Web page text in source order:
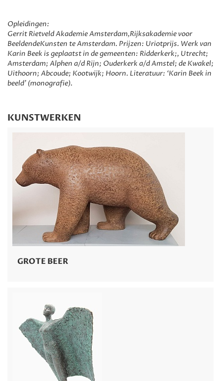
Opleidingen:
Gerrit Rietveld Akademie Amsterdam,Rijksakademie voor
BeeldendeKunsten te Amsterdam. Prijzen: Uriotprijs. Werk van
Karin Beek is geplaatst in de gemeenten: Ridderkerk;, Utrecht;
Amsterdam; Alphen a/d Rijn; Ouderkerk a/d Amstel; de Kwakel;
Uithoorn; Abcoude; Kootwijk; Hoorn. Literatuur: ‘Karin Beek in
beeld’ (monografie).
KUNSTWERKEN
GROTE BEER